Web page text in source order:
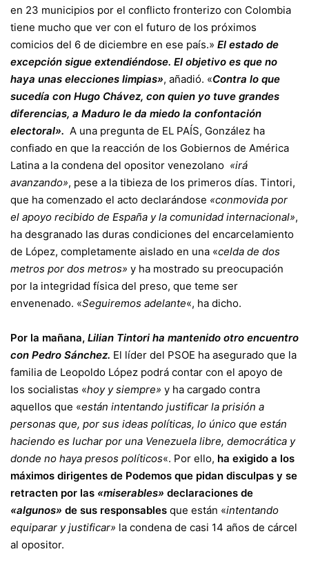
en 23 municipios por el conflicto fronterizo con Colombia
tiene mucho que ver con el futuro de los próximos
comicios del 6 de diciembre en ese país.» El estado de
excepción sigue extendiéndose. El objetivo es que no
haya unas elecciones limpias», añadió. «Contra lo que
sucedía con Hugo Chávez, con quien yo tuve grandes
diferencias, a Maduro le da miedo la confontación
electoral». A una pregunta de EL PAÍS, González ha
confiado en que la reacción de los Gobiernos de América
Latina a la condena del opositor venezolano «irá
avanzando», pese a la tibieza de los primeros días. Tintori,
que ha comenzado el acto declarándose «conmovida por
el apoyo recibido de España y la comunidad internacional»,
ha desgranado las duras condiciones del encarcelamiento
de López, completamente aislado en una «celda de dos
metros por dos metros» y ha mostrado su preocupación
por la integridad física del preso, que teme ser
envenenado. «Seguiremos adelante«, ha dicho.
Por la mañana, Lilian Tintori ha mantenido otro encuentro
con Pedro Sánchez. El líder del PSOE ha asegurado que la
familia de Leopoldo López podrá contar con el apoyo de
los socialistas «hoy y siempre» y ha cargado contra
aquellos que «están intentando justificar la prisión a
personas que, por sus ideas políticas, lo único que están
haciendo es luchar por una Venezuela libre, democrática y
donde no haya presos políticos«. Por ello, ha exigido a los
máximos dirigentes de Podemos que pidan disculpas y se
retracten por las «miserables» declaraciones de
«algunos» de sus responsables que están «intentando
equiparar y justificar» la condena de casi 14 años de cárcel
al opositor.